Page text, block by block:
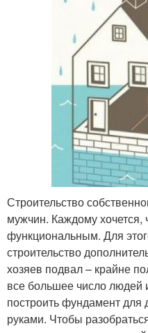
Строительство
мужчин. Каждому
функциональным. Для
строительство
хозяев подвал – крайне
все большее число людей
построить фундамент
руками. Чтобы